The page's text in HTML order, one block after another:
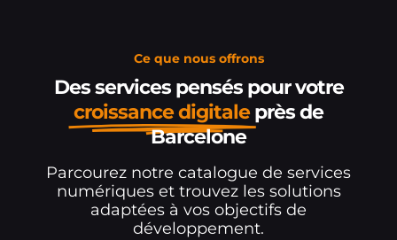
Ce que nous offrons
Des services pensés pour votre
croissance digitale près de
Barcelone
Parcourez notre catalogue de services
numériques et trouvez les solutions
adaptées à vos objectifs de
développement.